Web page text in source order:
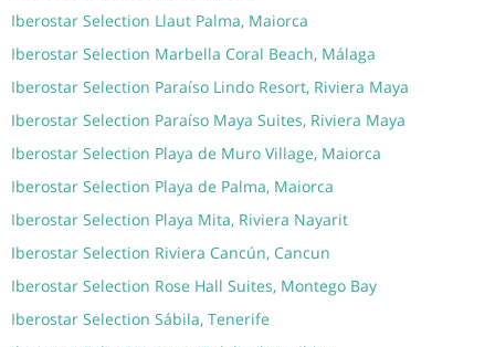
Iberostar Selection Llaut Palma, Maiorca
Iberostar Selection Marbella Coral Beach, Málaga
Iberostar Selection Paraíso Lindo Resort, Riviera Maya
Iberostar Selection Paraíso Maya Suites, Riviera Maya
Iberostar Selection Playa de Muro Village, Maiorca
Iberostar Selection Playa de Palma, Maiorca
Iberostar Selection Playa Mita, Riviera Nayarit
Iberostar Selection Riviera Cancún, Cancun
Iberostar Selection Rose Hall Suites, Montego Bay
Iberostar Selection Sábila, Tenerife